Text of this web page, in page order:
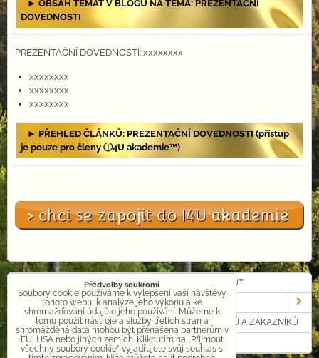
► OBSAH TÉMAT V BLOGU NA TÉMA: PREZENTAČNÍ
DOVEDNOSTI
PREZENTAČNÍ DOVEDNOSTI: xxxxxxxx
xxxxxxxx
xxxxxxxx
xxxxxxxx
► PŘEHLED ČLÁNKŮ: PREZENTAČNÍ DOVEDNOSTI (přístup
je pouze pro členy ⓘ4U akademie™)
VLOŽIT A ODESLAT NOVÝ ČLÁNEK DO Ⓘ4U MAGAZÍNU™
RYCHLÉ ZPRÁVY Ⓘ4U™
Ⓘ4U™ MAGAZÍN - MARKETINGOVÉ ČLÁNKY PARTNERŮ A ZÁKAZNÍKŮ
INFORMACE PRO REGISTROVANÉ
Předvolby soukromí
Soubory cookie používáme k vylepšení vaší návštěvy
tohoto webu, k analýze jeho výkonu a ke
shromažďování údajů o jeho používání. Můžeme k
tomu použít nástroje a služby třetích stran a
shromážděná data mohou být přenášena partnerům v
EU, USA nebo jiných zemích. Kliknutím na „Přijmout
všechny soubory cookie“ vyjadřujete svůj souhlas s